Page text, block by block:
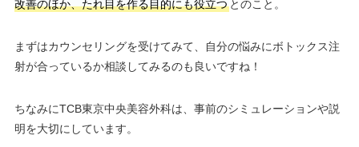
改善のほか、たれ目を作る目的にも役立つとのこと。
まずはカウンセリングを受けてみて、自分の悩みにボトックス注
射が合っているか相談してみるのも良いですね！
ちなみにTCB東京中央美容外科は、事前のシミュレーションや説
明を大切にしています。